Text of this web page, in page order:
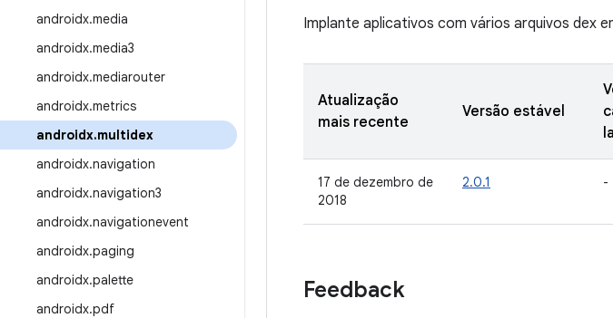
androidx.media
androidx.media3
androidx.mediarouter
androidx.metrics
androidx.multidex
androidx.navigation
androidx.navigation3
androidx.navigationevent
androidx.paging
androidx.palette
androidx.pdf
Implante aplicativos com vários arquivos dex
Atualização
mais recente
Versão estável
17 de dezembro de
2018
2.0.1 -
Feedback